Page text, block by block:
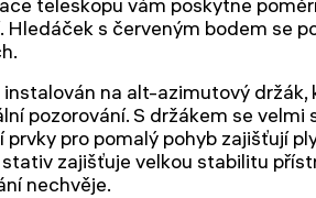
Hledáček s červeným bodem se
instalován na alt-azimutový držák,
pozorování. S držákem se velmi
prvky pro pomalý pohyb zajišťují
zajišťuje velkou stabilitu
nechvěje.